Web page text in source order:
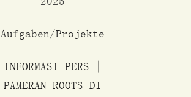
Aufgaben/Projekte
INFORMASI PERS |
PAMERAN ROOTS DI